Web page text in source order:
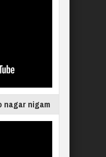
nagar nigam